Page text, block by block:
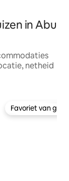
in Abu
netheid
Favoriet van
Favoriet van